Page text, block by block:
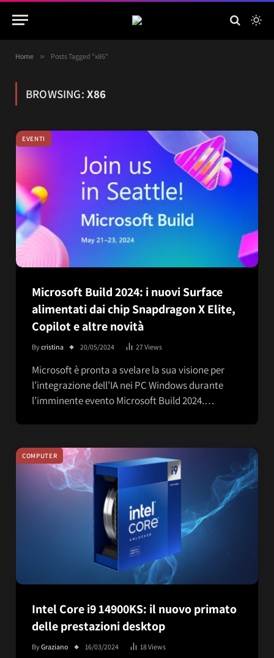
Home » Posts Tagged "x86"
BROWSING: X86
EVENTI
Microsoft Build 2024: i nuovi Surface
alimentati dai chip Snapdragon X Elite,
Copilot e altre novità
Bycristina 20/05/2024 27Views
Microsoft è pronta a svelare la sua visione per
l’integrazione dell’IA nei PC Windows durante
l’imminente evento Microsoft Build 2024.…
COMPUTER
Intel Core i9 14900KS: il nuovo primato
delle prestazioni desktop
ByGraziano 16/03/2024 18Views